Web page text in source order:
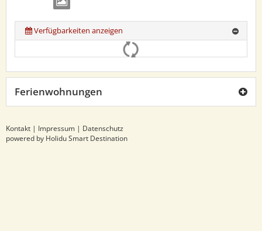
Verfügbarkeiten anzeigen
Ferienwohnungen
Kontakt | Impressum | Datenschutz
powered by Holidu Smart Destination